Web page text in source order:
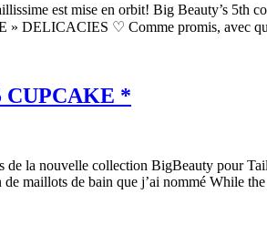
est mise en orbit! Big Beauty’s
♡ Comme promis, avec
CUPCAKE *
la nouvelle collection BigBeauty pour
de maillots de bain que j’ai nommé While